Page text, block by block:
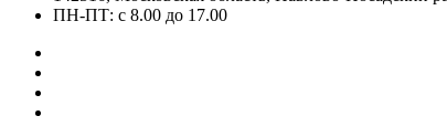
ПН-ПТ: с 8.00 до 17.00